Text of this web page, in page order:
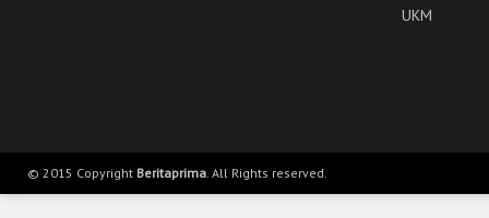
UKM
© 2015 Copyright Beritaprima. All Rights reserved.